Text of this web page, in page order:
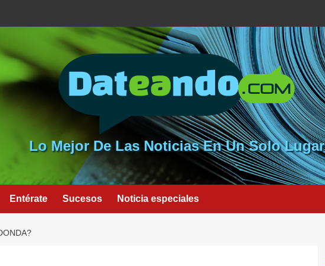
Lo Mejor De Las Noticias En Un Solo Lugar
Entérate Sucesos Noticia especiales